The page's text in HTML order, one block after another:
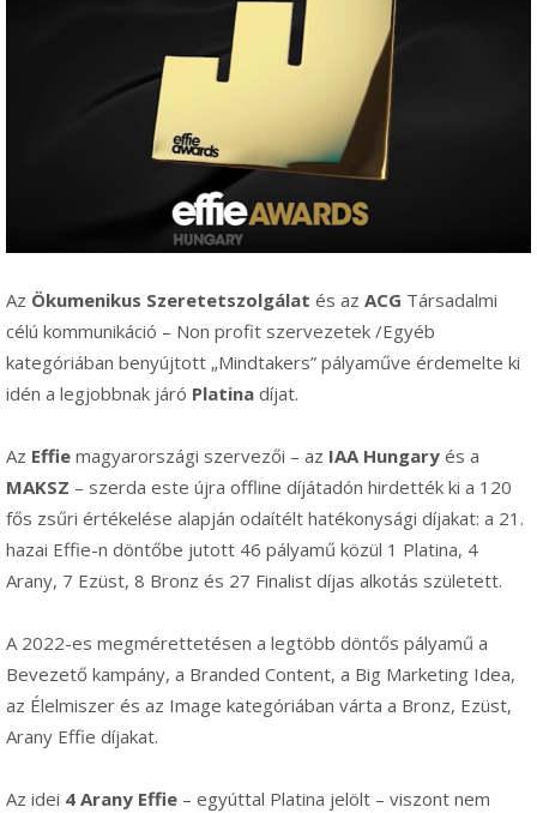
Az Ökumenikus Szeretetszolgálat és az ACG Társadalmi
célú kommunikáció – Non profit szervezetek /Egyéb
kategóriában benyújtott „Mindtakers” pályaműve érdemelte ki
idén a legjobbnak járó Platina díjat.
Az Effie magyarországi szervezői – az IAA Hungary és a
MAKSZ – szerda este újra offline díjátadón hirdették ki a 120
fős zsűri értékelése alapján odaítélt hatékonysági díjakat: a 21.
hazai Effie-n döntőbe jutott 46 pályamű közül 1 Platina, 4
Arany, 7 Ezüst, 8 Bronz és 27 Finalist díjas alkotás született.
A 2022-es megmérettetésen a legtöbb döntős pályamű a
Bevezető kampány, a Branded Content, a Big Marketing Idea,
az Élelmiszer és az Image kategóriában várta a Bronz, Ezüst,
Arany Effie díjakat.
Az idei 4 Arany Effie – egyúttal Platina jelölt – viszont nem